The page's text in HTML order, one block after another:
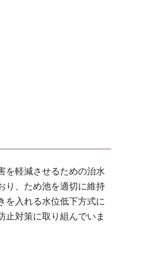
を軽減させるための治水
り、ため池を適切に維持
を入れる水位低下方式に
止対策に取り組んでいま